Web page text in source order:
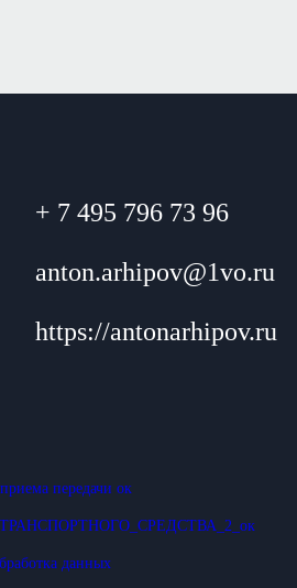
+ 7 495 796 73 96
anton.arhipov@1vo.ru
https://antonarhipov.ru
передачи ок
данных